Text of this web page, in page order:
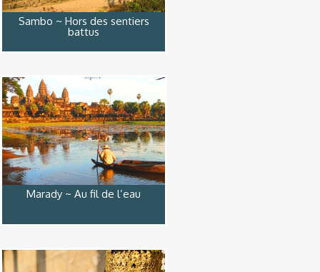
Sambo ~ Hors des sentiers
battus
Marady ~ Au fil de l’eau